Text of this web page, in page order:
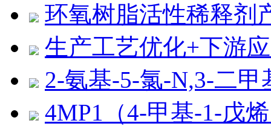
环氧树脂活性稀释剂
生产工艺优化+下游
2-氨基-5-氯-N,3-二
4MP1（4-甲基-1-戊